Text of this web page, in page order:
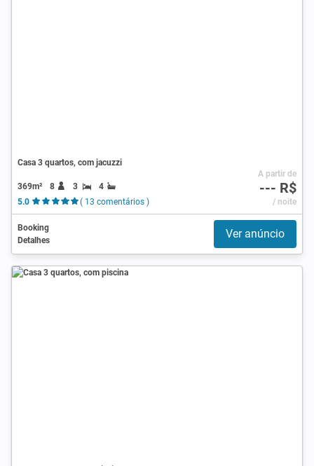
Casa 3 quartos, com jacuzzi
369m² 8 3
4
5.0
( 13 comentários )
A partir de
--- R$
/ noite
Booking
Detalhes
Ver anúncio